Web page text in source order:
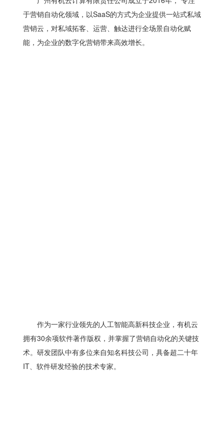
于营销自动化领域，以SaaS的方式为企业提供一站式私域
营销云，对私域拓客、运营、触达进行全场景自动化赋
能，为企业的数字化营销带来高效增长。
作为一家行业领先的人工智能高新科技企业，有机云
拥有30余项软件著作版权，并掌握了营销自动化的关键技
术。研发团队中有多位来自知名科技公司，具备超二十年
IT、软件研发经验的技术专家。